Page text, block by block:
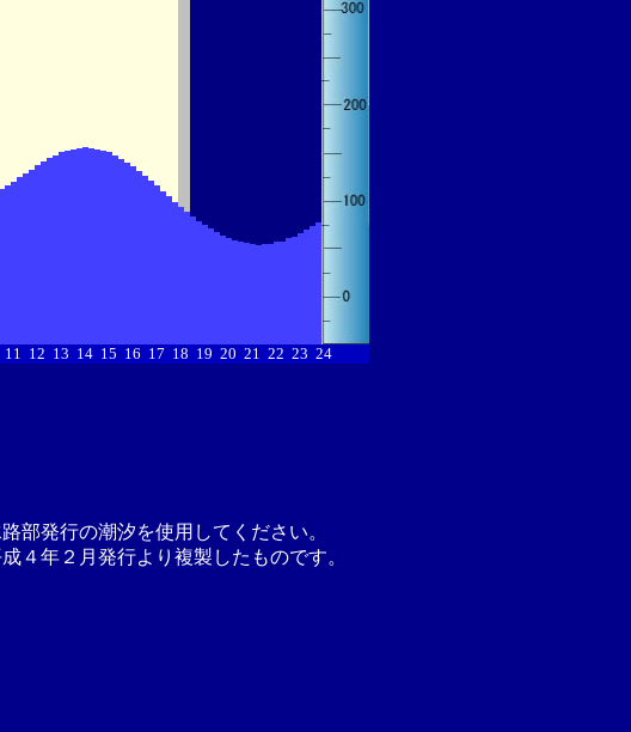
11 12 13 14 15 16 17 18 19 20 21 22 23 24
部発行の潮汐を使用してください。
４年２月発行より複製したものです。